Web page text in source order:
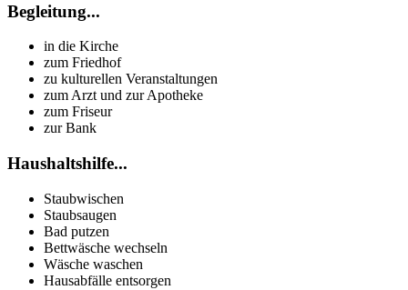
Begleitung...
in die Kirche
zum Friedhof
zu kulturellen Veranstaltungen
zum Arzt und zur Apotheke
zum Friseur
zur Bank
Haushaltshilfe...
Staubwischen
Staubsaugen
Bad putzen
Bettwäsche wechseln
Wäsche waschen
Hausabfälle entsorgen